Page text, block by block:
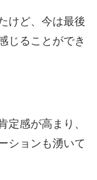
けど、今は最後
じることができ
定感が高まり、
ションも湧いて